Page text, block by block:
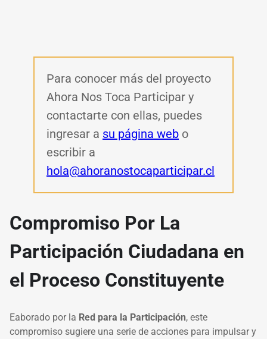
Para conocer más del proyecto
Ahora Nos Toca Participar y
contactarte con ellas, puedes
ingresar a su página web o
escribir a
hola@ahoranostocaparticipar.cl
Compromiso Por La
Participación Ciudadana en
el Proceso Constituyente
Eaborado por la Red para la Participación, este
compromiso sugiere una serie de acciones para impulsar y